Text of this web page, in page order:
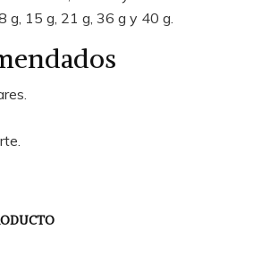
g, 15 g, 21 g, 36 g y 40 g.